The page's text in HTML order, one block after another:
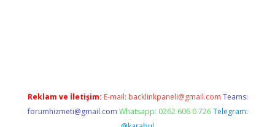
Reklam ve İletişim: E-mail: backlinkpaneli@gmail.com Teams:
forumhizmeti@gmail.com Whatsapp: 0262 606 0 726 Telegram: